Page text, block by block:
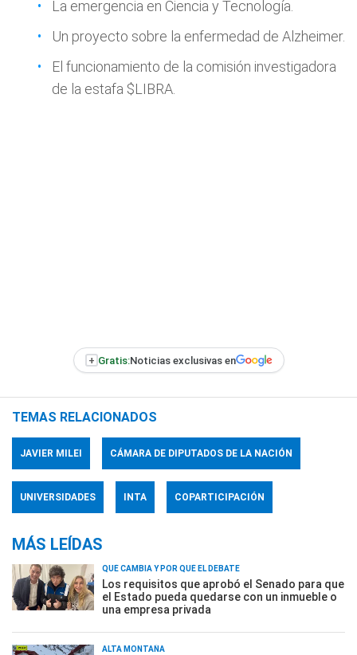
La emergencia en Ciencia y Tecnología.
Un proyecto sobre la enfermedad de Alzheimer.
El funcionamiento de la comisión investigadora
de la estafa $LIBRA.
+ Gratis:Noticias exclusivas en
TEMAS RELACIONADOS
JAVIER MILEI CÁMARA DE DIPUTADOS DE LA NACIÓN
UNIVERSIDADES INTA COPARTICIPACIÓN
MÁS LEÍDAS
QUÉ CAMBIA Y POR QUÉ EL DEBATE
Los requisitos que aprobó el Senado para que
el Estado pueda quedarse con un inmueble o
una empresa privada
ALTA MONTAÑA